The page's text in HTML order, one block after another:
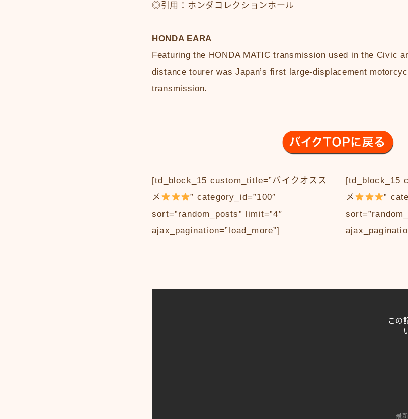
◎引用：ホンダコレクションホール
HONDA EARA
Featuring the HONDA MATIC transmission used in the Civic
distance tourer was Japan’s first large-displacement
transmission.
[td_block_15 custom_title=”バイクオスス
メ
” category_id=”100″
sort=”random_posts” limit=”4″
ajax_pagination=”load_more”]
[td_block_15
メ
”
この
最